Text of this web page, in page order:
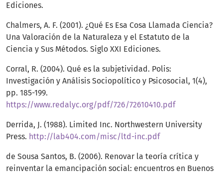
Ediciones.
Chalmers, A. F. (2001). ¿Qué Es Esa Cosa Llamada Ciencia?
Una Valoración de la Naturaleza y el Estatuto de la
Ciencia y Sus Métodos. Siglo XXI Ediciones.
Corral, R. (2004). Qué es la subjetividad. Polis:
Investigación y Análisis Sociopolítico y Psicosocial, 1(4),
pp. 185-199.
https://www.redalyc.org/pdf/726/72610410.pdf
Derrida, J. (1988). Limited Inc. Northwestern University
Press. http://lab404.com/misc/ltd-inc.pdf
de Sousa Santos, B. (2006). Renovar la teoría crítica y
reinventar la emancipación social: encuentros en Buenos